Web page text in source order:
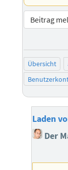
Beitrag
Übersicht
Laden
Der